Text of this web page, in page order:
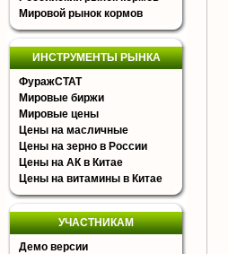
Мировой рынок кормов
ИНСТРУМЕНТЫ РЫНКА
ФуражСТАТ
Мировые биржи
Мировые цены
Цены на масличные
Цены на зерно в России
Цены на АК в Китае
Цены на витамины в Китае
УЧАСТНИКАМ
Демо версии